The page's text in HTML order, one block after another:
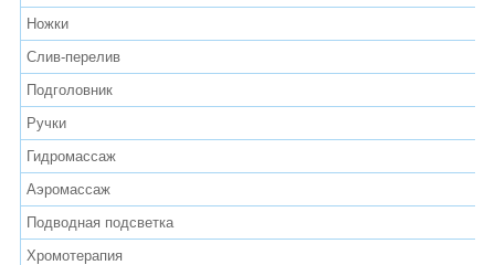
Ножки
Слив-перелив
Подголовник
Ручки
Гидромассаж
Аэромассаж
Подводная подсветка
Хромотерапия